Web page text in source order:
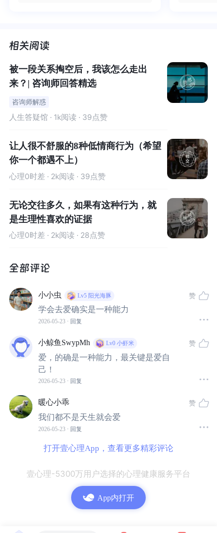
这里，让我真切的感受到了🙏❤️
让我真切的感受到了🙏❤️
被一段关系掏空后，我该怎么走出
来？| 咨询师回答精选
咨询师解惑
人生答疑馆 · 1k阅读 · 39点赞
让人很不舒服的8种低情商行为（希望
你一个都遇不上）
心理0时差 · 2k阅读 · 39点赞
无论交往多久，如果有这种行为，就
是生理性喜欢的证据
心理0时差 · 2k阅读 · 28点赞
小小虫 Lv5 阳光海豚
学会去爱确实是一种能力
2026-05-23 · 回复
赞
小鲸鱼SwypMh Lv0 小虾米
爱，的确是一种能力，最关键是爱自
己！
2026-05-23 · 回复
赞
暖心小乖
我们都不是天生就会爱
2026-05-23 · 回复
赞
打开壹心理App，查看更多精彩评论
壹心理-5300万用户选择的心理健康服务平台
App内打开